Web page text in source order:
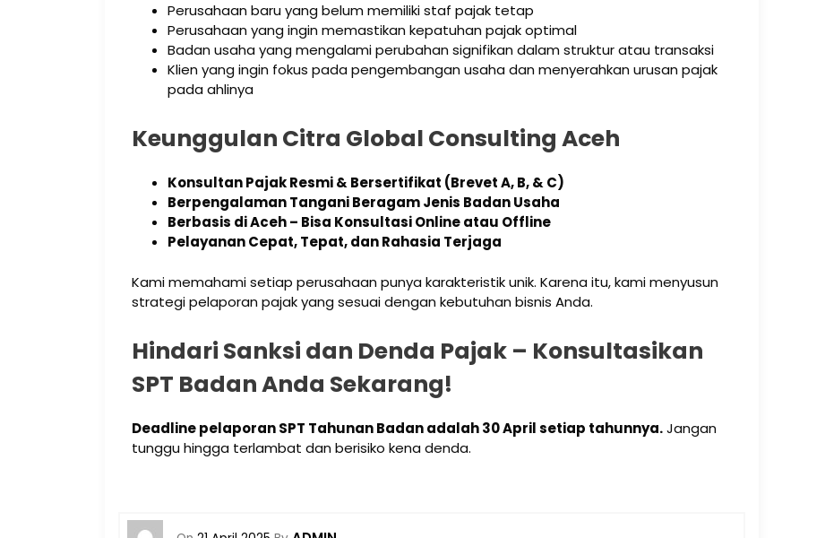
Perusahaan baru yang belum memiliki staf pajak tetap
Perusahaan yang ingin memastikan kepatuhan pajak optimal
Badan usaha yang mengalami perubahan signifikan dalam struktur atau transaksi
Klien yang ingin fokus pada pengembangan usaha dan menyerahkan urusan pajak
pada ahlinya
Keunggulan Citra Global Consulting Aceh
Konsultan Pajak Resmi & Bersertifikat (Brevet A, B, & C)
Berpengalaman Tangani Beragam Jenis Badan Usaha
Berbasis di Aceh – Bisa Konsultasi Online atau Offline
Pelayanan Cepat, Tepat, dan Rahasia Terjaga
Kami memahami setiap perusahaan punya karakteristik unik. Karena itu, kami menyusun
strategi pelaporan pajak yang sesuai dengan kebutuhan bisnis Anda.
Hindari Sanksi dan Denda Pajak – Konsultasikan
SPT Badan Anda Sekarang!
Deadline pelaporan SPT Tahunan Badan adalah 30 April setiap tahunnya.Jangan
tunggu hingga terlambat dan berisiko kena denda.